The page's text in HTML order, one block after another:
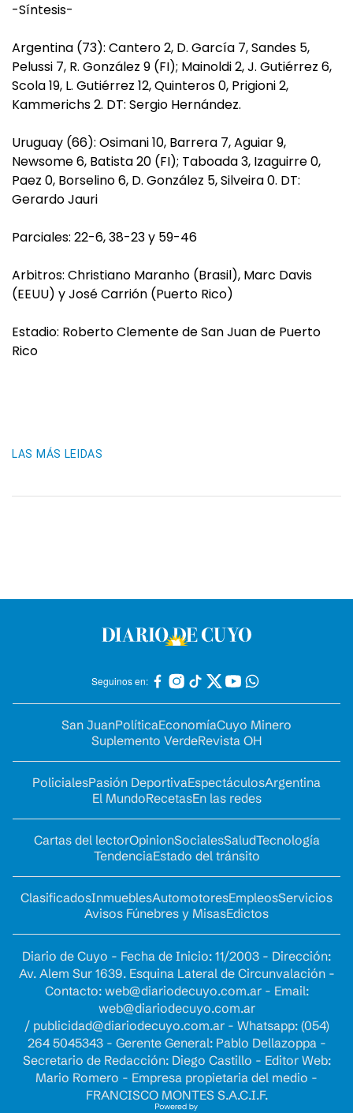
-Síntesis-
Argentina (73): Cantero 2, D. García 7, Sandes 5,
Pelussi 7, R. González 9 (FI); Mainoldi 2, J. Gutiérrez 6,
Scola 19, L. Gutiérrez 12, Quinteros 0, Prigioni 2,
Kammerichs 2. DT: Sergio Hernández.
Uruguay (66): Osimani 10, Barrera 7, Aguiar 9,
Newsome 6, Batista 20 (FI); Taboada 3, Izaguirre 0,
Paez 0, Borselino 6, D. González 5, Silveira 0. DT:
Gerardo Jauri
Parciales: 22-6, 38-23 y 59-46
Arbitros: Christiano Maranho (Brasil), Marc Davis
(EEUU) y José Carrión (Puerto Rico)
Estadio: Roberto Clemente de San Juan de Puerto
Rico
LAS MÁS LEIDAS
Seguinos en:
San JuanPolíticaEconomíaCuyo Minero
Suplemento VerdeRevista OH
PolicialesPasión DeportivaEspectáculosArgentina
El MundoRecetasEn las redes
Cartas del lectorOpinionSocialesSaludTecnología
TendenciaEstado del tránsito
ClasificadosInmueblesAutomotoresEmpleosServicios
Avisos Fúnebres y MisasEdictos
Diario de Cuyo - Fecha de Inicio: 11/2003 - Dirección:
Av. Alem Sur 1639. Esquina Lateral de Circunvalación -
Contacto: web@diariodecuyo.com.ar- Email:
web@diariodecuyo.com.ar
/ publicidad@diariodecuyo.com.ar- Whatsapp: (054)
264 5045343 - Gerente General: Pablo Dellazoppa -
Secretario de Redacción: Diego Castillo - Editor Web:
Mario Romero - Empresa propietaria del medio -
FRANCISCO MONTES S.A.C.I.F.